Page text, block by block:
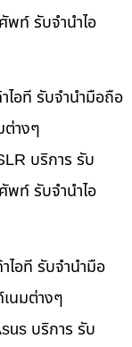
พท์ รับจำนำไอ
ไอที รับจำนำมือถือ
ต่างๆ
บริการ รับ
พท์ รับจำนำไอ
ไอที รับจำนำมือ
นมต่างๆ
บริการ รับ